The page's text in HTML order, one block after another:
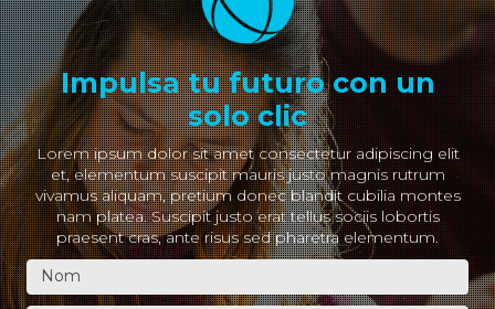
Impulsa tu futuro con un
solo clic
Lorem ipsum dolor sit amet consectetur adipiscing elit
et, elementum suscipit mauris justo magnis rutrum
vivamus aliquam, pretium donec blandit cubilia montes
nam platea. Suscipit justo erat tellus sociis lobortis
praesent cras, ante risus sed pharetra elementum.